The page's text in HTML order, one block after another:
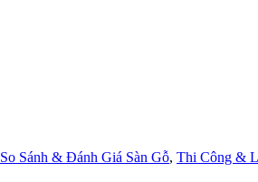
So Sánh & Đánh Giá Sàn Gỗ, Thi Công &